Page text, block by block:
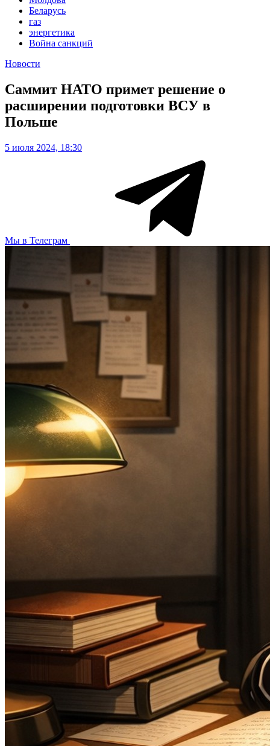
Беларусь
газ
энергетика
Война санкций
Новости
Саммит НАТО примет решение о
расширении подготовки ВСУ в
Польше
5 июля 2024, 18:30
Мы в Телеграм